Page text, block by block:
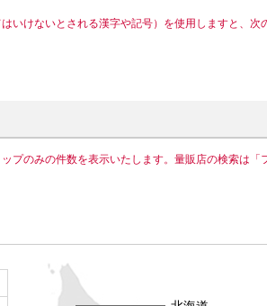
いけないとされる漢字や記号）を使用しますと、次
プのみの件数を表示いたします。量販店の検索は「